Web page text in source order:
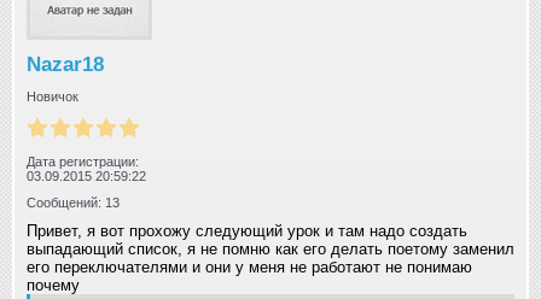
Nazar18
Новичок
Дата регистрации:
03.09.2015 20:59:22
Сообщений: 13
Привет, я вот прохожу следующий урок и там надо создать
выпадающий список, я не помню как его делать поетому заменил
его переключателями и они у меня не работают не понимаю
почему